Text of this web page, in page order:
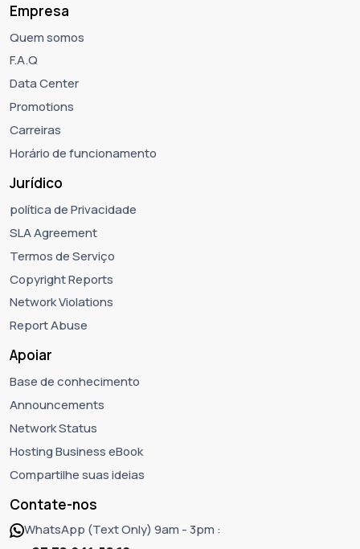
Empresa
Quem somos
F.A.Q
Data Center
Promotions
Carreiras
Horário de funcionamento
Jurídico
política de Privacidade
SLA Agreement
Termos de Serviço
Copyright Reports
Network Violations
Report Abuse
Apoiar
Base de conhecimento
Announcements
Network Status
Hosting Business eBook
Compartilhe suas ideias
Contate-nos
WhatsApp (Text Only) 9am - 3pm :